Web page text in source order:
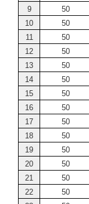
9
50
10
50
11
50
12
50
13
50
14
50
15
50
16
50
17
50
18
50
19
50
20
50
21
50
22
50